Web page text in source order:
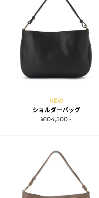
NEW
ショルダーバッグ
¥104,500 -